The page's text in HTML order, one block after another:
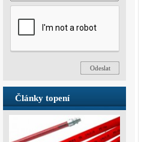
Články topení